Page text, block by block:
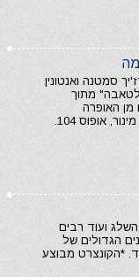
סמטנה ואנטונין
מתוך
האופרה
אופוס 104.
השלג ועוד רבים
הגדולים של
*הקונצרט מבוצע